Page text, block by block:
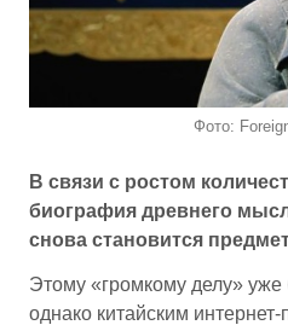
Фото:
В связи с ростом
биография древнего
снова становится
Этому «громкому делу»
однако китайским